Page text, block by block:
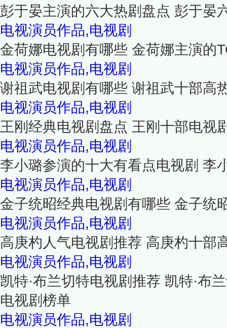
彭于晏主演的六大热剧盘点 彭于晏
电视演员作品,电视剧
金荷娜电视剧有哪些 金荷娜主演的
电视演员作品,电视剧
谢祖武电视剧有哪些 谢祖武十部高
电视演员作品,电视剧
王刚经典电视剧盘点 王刚十部电视
电视演员作品,电视剧
李小璐参演的十大有看点电视剧 李
电视演员作品,电视剧
金子统昭经典电视剧有哪些 金子统
电视演员作品,电视剧
高庚杓人气电视剧推荐 高庚杓十部
电视演员作品,电视剧
凯特·布兰切特电视剧推荐 凯特·布
电视剧榜单
电视演员作品,电视剧